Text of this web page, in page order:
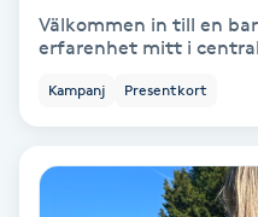
Pedikyr
Pensionärklippning
Permanent
Välkommen in till en
erfarenhet mitt i
Kampanj Presentkort